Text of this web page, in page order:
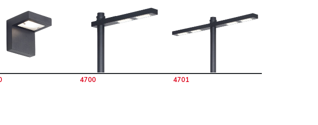
4700 4701